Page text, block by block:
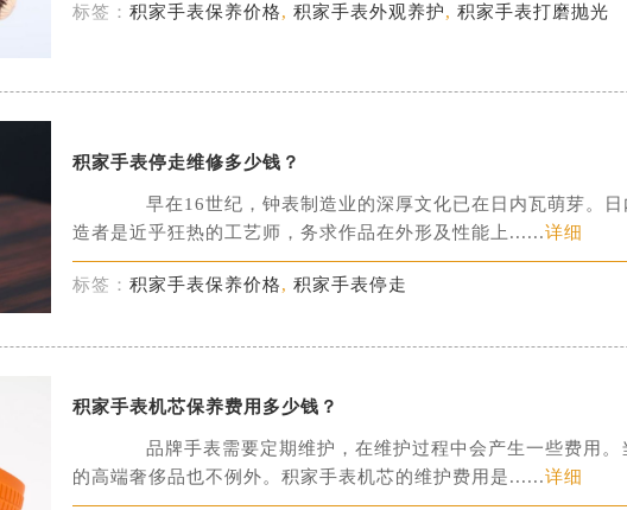
标签： 积家手表保养价格, 积家手表外观养护, 积家手表打磨抛光
积家手表停走维修多少钱？
早在16世纪，钟表制造业的深厚文化已在日内瓦萌芽。日
造者是近乎狂热的工艺师，务求作品在外形及性能上......详细
标签： 积家手表保养价格, 积家手表停走
积家手表机芯保养费用多少钱？
品牌手表需要定期维护，在维护过程中会产生一些费用。
的高端奢侈品也不例外。积家手表机芯的维护费用是......详细